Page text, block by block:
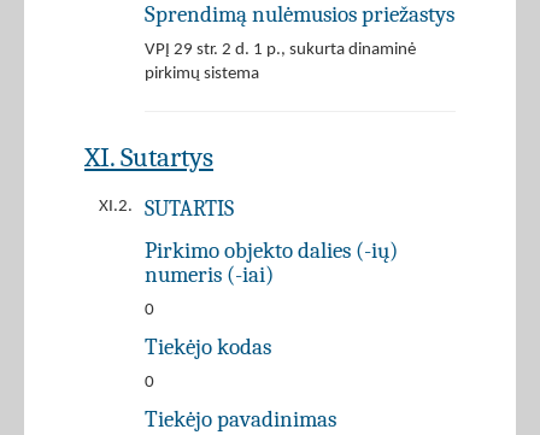
Sprendimą nulėmusios priežastys
VPĮ 29 str. 2 d. 1 p., sukurta dinaminė
pirkimų sistema
XI. Sutartys
XI.2. SUTARTIS
Pirkimo objekto dalies (-ių)
numeris (-iai)
0
Tiekėjo kodas
0
Tiekėjo pavadinimas